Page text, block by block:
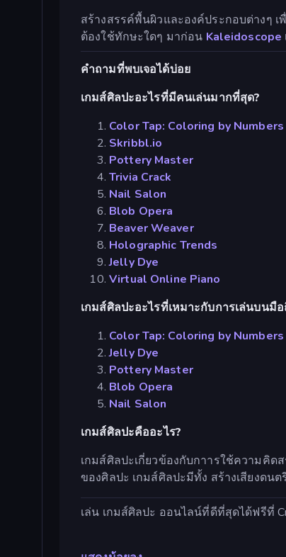
สร้างสรรค์พื้นผิวและองค์ประกอบต่างๆ
ต้องใช้ทักษะใดๆ มาก่อน Kaleidoscope
คำถามที่พบเจอได้บ่อย
เกมส์ศิลปะอะไรที่มีคนเล่นมากที่สุด?
Color Tap: Coloring by Numbers
Skribbl.io
Pottery Master
Trivia Crack
Nail Salon
Blob Opera
Beaver Weaver
Holographic Trends
Jelly Dye
Virtual Online Piano
เกมส์ศิลปะอะไรที่เหมาะกับการเล่นบนมื
Color Tap: Coloring by Numbers
Jelly Dye
Pottery Master
Blob Opera
Nail Salon
เกมส์ศิลปะคืออะไร?
เกมส์ศิลปะเกี่ยวข้องกับกาารใช้ความคิ
ของศิลปะ เกมส์ศิลปะมีทั้ง สร้างเสียงดน
เล่น เกมส์ศิลปะ ออนไลน์ที่ดีที่สุดได้ฟรีที่